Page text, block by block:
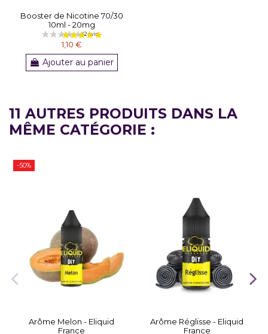
Booster de Nicotine 70/30
10ml - 20mg
1,10 €
Ajouter au panier
11 AUTRES PRODUITS DANS LA
MÊME CATÉGORIE :
-50%
Arôme Melon - Eliquid
France
Arôme Réglisse - Eliquid
France